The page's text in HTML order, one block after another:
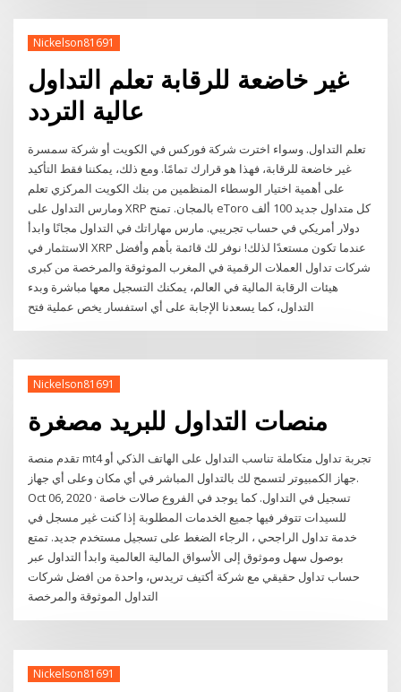
Nickelson81691
غير خاضعة للرقابة تعلم التداول
عالية التردد
تعلم التداول. وسواء اخترت شركة فوركس في الكويت أو شركة سمسرة
غير خاضعة للرقابة، فهذا هو قرارك تمامًا. ومع ذلك، يمكننا فقط التأكيد
على أهمية اختيار الوسطاء المنظمين من بنك الكويت المركزي تعلم
ومارس التداول على XRP بالمجان. تمنح eToro كل متداول جديد 100 ألف
دولار أمريكي في حساب تجريبي. مارس مهاراتك في التداول مجانًا وابدأ
الاستثمار في XRP عندما تكون مستعدًا لذلك! نوفر لك قائمة بأهم وأفضل
شركات تداول العملات الرقمية في المغرب الموثوقة والمرخصة من كبرى
هيئات الرقابة المالية في العالم، يمكنك التسجيل معها مباشرة وبدء
التداول، كما يسعدنا الإجابة على أي استفسار يخص عملية فتح
Nickelson81691
منصات التداول للبريد مصغرة
تقدم منصة mt4 تجربة تداول متكاملة تناسب التداول على الهاتف الذكي أو
جهاز الكمبيوتر لتسمح لك بالتداول المباشر في أي مكان وعلى أي جهاز.
Oct 06, 2020 · تسجيل في التداول. كما يوجد في الفروع صالات خاصة
للسيدات تتوفر فيها جميع الخدمات المطلوبة إذا كنت غير مسجل في
خدمة تداول الراجحي ، الرجاء الضغط على تسجيل مستخدم جديد. تمتع
بوصول سهل وموثوق إلى الأسواق المالية العالمية وابدأ التداول عبر
حساب تداول حقيقي مع شركة أكتيف تريدس، واحدة من افضل شركات
التداول الموثوقة والمرخصة
Nickelson81691